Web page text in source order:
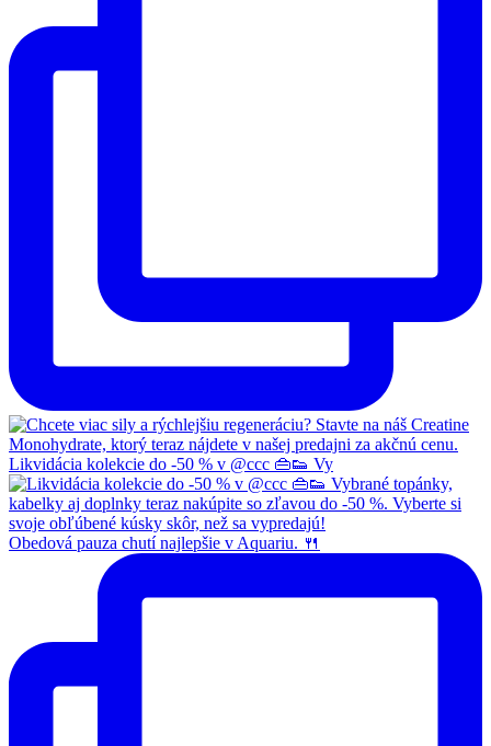
Likvidácia kolekcie do -50 % v @ccc 👜👟 Vy
Obedová pauza chutí najlepšie v Aquariu. 🍴